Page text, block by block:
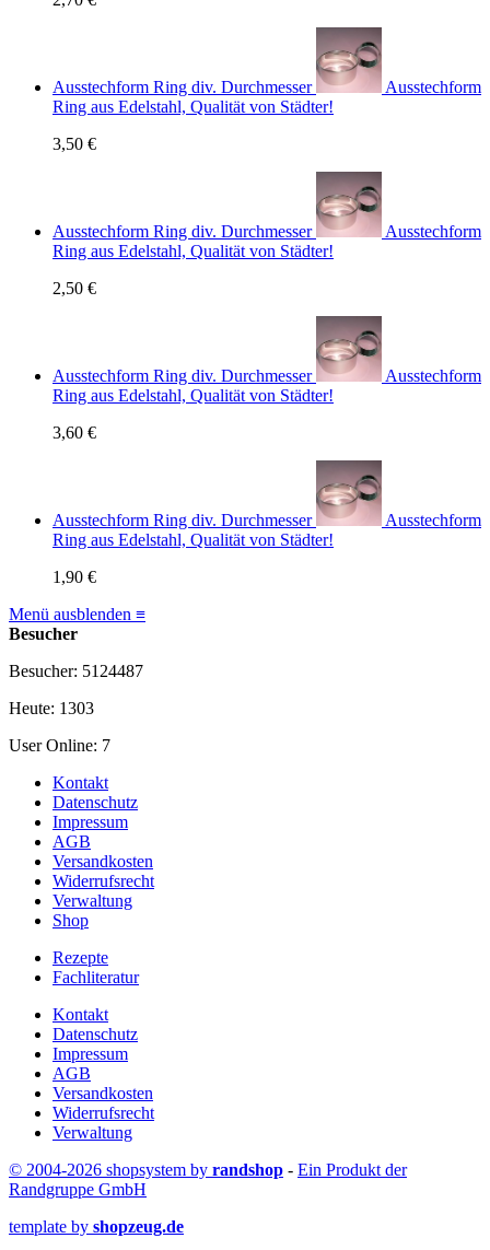
Ausstechform Ring div. Durchmesser
Ausstechform
Ring aus Edelstahl, Qualität von Städter!
3,50 €
Ausstechform Ring div. Durchmesser
Ausstechform
Ring aus Edelstahl, Qualität von Städter!
2,50 €
Ausstechform Ring div. Durchmesser
Ausstechform
Ring aus Edelstahl, Qualität von Städter!
3,60 €
Ausstechform Ring div. Durchmesser
Ausstechform
Ring aus Edelstahl, Qualität von Städter!
1,90 €
Menü ausblenden ≡
Besucher
Besucher: 5124487
Heute: 1303
User Online: 7
Kontakt
Datenschutz
Impressum
AGB
Versandkosten
Widerrufsrecht
Verwaltung
Shop
Rezepte
Fachliteratur
Kontakt
Datenschutz
Impressum
AGB
Versandkosten
Widerrufsrecht
Verwaltung
© 2004-2026 shopsystem by randshop - Ein Produkt der
Randgruppe GmbH
template by shopzeug.de